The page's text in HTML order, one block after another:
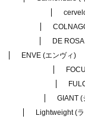
DE
ENVE (エンヴィ)
GIANT (
Lightweight (